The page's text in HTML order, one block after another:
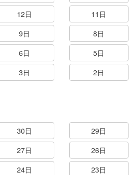
12日
11日
9日
8日
6日
5日
3日
2日
30日
29日
27日
26日
24日
23日